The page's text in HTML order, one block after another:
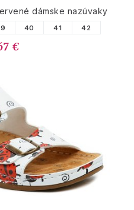
dámske nazúvaky
40 41 42
€